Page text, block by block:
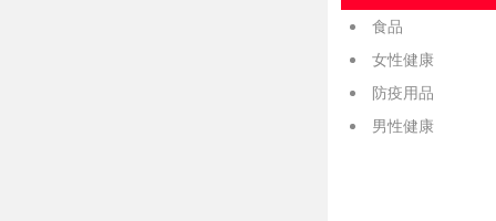
食品
女性健康
防疫用品
男性健康